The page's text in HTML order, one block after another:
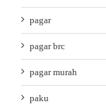
pagar
pagar brc
pagar murah
paku